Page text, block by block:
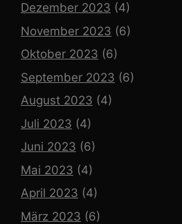
Dezember 2023 (4)
November 2023 (6)
Oktober 2023 (6)
September 2023 (6)
August 2023 (4)
Juli 2023 (4)
Juni 2023 (6)
Mai 2023 (4)
April 2023 (4)
März 2023 (6)